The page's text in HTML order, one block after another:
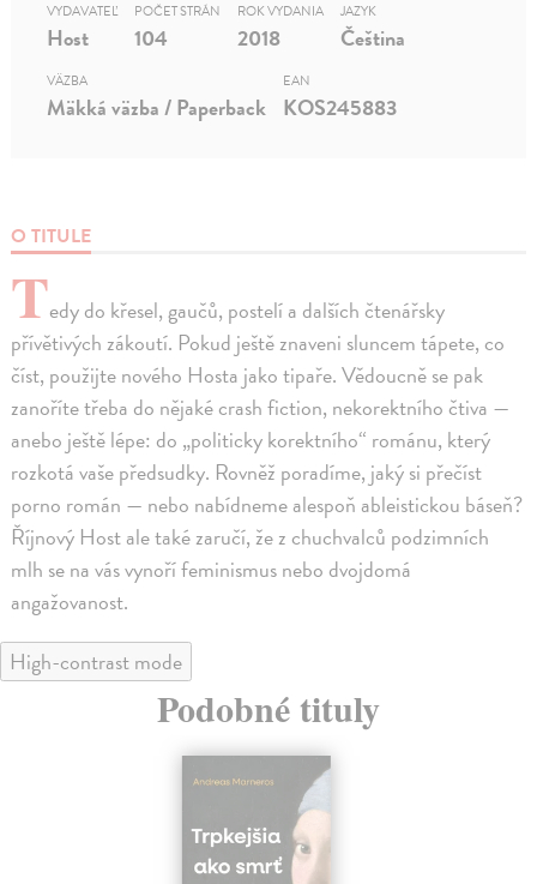
O TITULE
Tedy do křesel, gaučů, postelí a dalších čtenářsky
přívětivých zákoutí. Pokud ještě znaveni sluncem tápete, co
číst, použijte nového Hosta jako tipaře. Vědoucně se pak
zanoříte třeba do nějaké crash fiction, nekorektního čtiva —
anebo ještě lépe: do „politicky korektního“ románu, který
rozkotá vaše předsudky. Rovněž poradíme, jaký si přečíst
porno román — nebo nabídneme alespoň ableistickou báseň?
Říjnový Host ale také zaručí, že z chuchvalců podzimních
mlh se na vás vynoří feminismus nebo dvojdomá
angažovanost.
VYDAVATEĽ
Host
POČET STRÁN
104
ROK VYDANIA
2018
JAZYK
Čeština
VÄZBA
Mäkká väzba / Paperback
EAN
KOS245883
High-contrast mode
Podobné tituly